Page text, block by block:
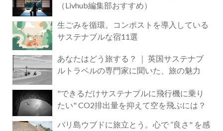
（Livhub編集部おすすめ）
生ごみを循環。コンポストを導入している
サステナブルな宿11選
あなたはどう旅する？ ｜ 英国サステナブ
ルトラベルの専門家に聞いた、旅の魅力
"できるだけサステナブルに飛行機に乗り
たい" CO2排出量を抑えて空を飛ぶには？
バリ島ウブドに旅立とう。心で ”良さ" を感